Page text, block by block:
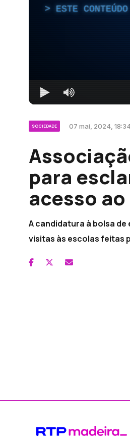
ESTE
SOCIEDADE 07 mai, 2024,
para
acesso
A candidatura à bolsa
visitas às escolas feitas